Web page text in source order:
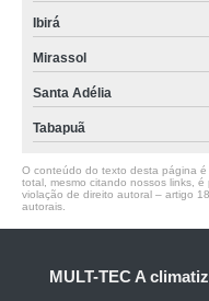
Ibirá
Mirassol
Santa Adélia
Tabapuã
O conteúdo do texto desta página
total, mesmo citando nossos links,
violação de direito autoral – artigo
autorais
MULT-TEC A